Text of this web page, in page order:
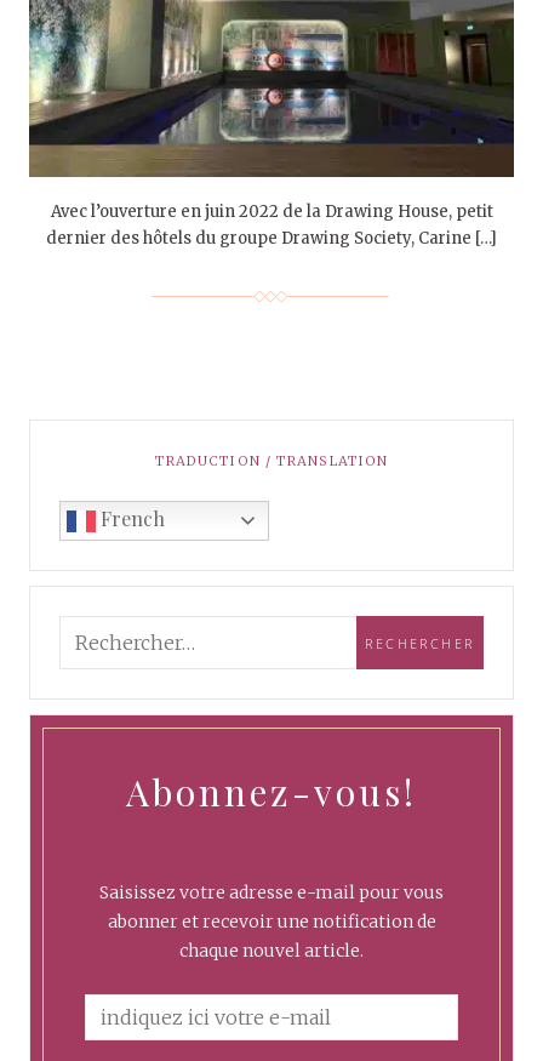
Avec l’ouverture en juin 2022 de la Drawing House, petit
dernier des hôtels du groupe Drawing Society, Carine […]
TRADUCTION / TRANSLATION
French
Abonnez-vous!
Saisissez votre adresse e-mail pour vous
abonner et recevoir une notification de
chaque nouvel article.